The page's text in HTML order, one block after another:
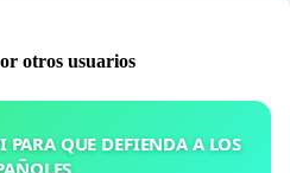
otros usuarios
PARA QUE DEFIENDA A LOS